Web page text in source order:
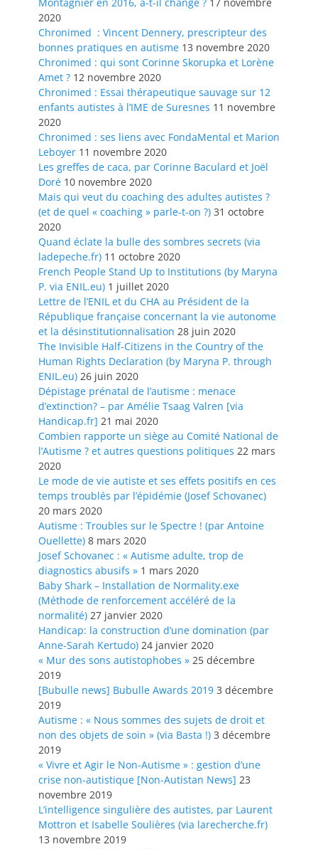
2020
Chronimed : Vincent Dennery, prescripteur des
bonnes pratiques en autisme 13 novembre 2020
Chronimed : qui sont Corinne Skorupka et Lorène
Amet ? 12 novembre 2020
Chronimed : Essai thérapeutique sauvage sur 12
enfants autistes à l’IME de Suresnes 11 novembre
2020
Chronimed : ses liens avec FondaMental et Marion
Leboyer 11 novembre 2020
Les greffes de caca, par Corinne Baculard et Joël
Doré 10 novembre 2020
Mais qui veut du coaching des adultes autistes ?
(et de quel « coaching » parle-t-on ?) 31 octobre
2020
Quand éclate la bulle des sombres secrets (via
ladepeche.fr) 11 octobre 2020
French People Stand Up to Institutions (by Maryna
P. via ENIL.eu) 1 juillet 2020
Lettre de l’ENIL et du CHA au Président de la
République française concernant la vie autonome
et la désinstitutionnalisation 28 juin 2020
The Invisible Half-Citizens in the Country of the
Human Rights Declaration (by Maryna P. through
ENIL.eu) 26 juin 2020
Dépistage prénatal de l’autisme : menace
d’extinction? – par Amélie Tsaag Valren [via
Handicap.fr] 21 mai 2020
Combien rapporte un siège au Comité National de
l’Autisme ? et autres questions politiques 22 mars
2020
Le mode de vie autiste et ses effets positifs en ces
temps troublés par l’épidémie (Josef Schovanec)
20 mars 2020
Autisme : Troubles sur le Spectre ! (par Antoine
Ouellette) 8 mars 2020
Josef Schovanec : « Autisme adulte, trop de
diagnostics abusifs » 1 mars 2020
Baby Shark – Installation de Normality.exe
(Méthode de renforcement accéléré de la
normalité) 27 janvier 2020
Handicap: la construction d’une domination (par
Anne-Sarah Kertudo) 24 janvier 2020
« Mur des sons autistophobes » 25 décembre
2019
[Bubulle news] Bubulle Awards 2019 3 décembre
2019
Autisme : « Nous sommes des sujets de droit et
non des objets de soin » (via Basta !) 3 décembre
2019
« Vivre et Agir le Non-Autisme » : gestion d’une
crise non-autistique [Non-Autistan News] 23
novembre 2019
L’intelligence singulière des autistes, par Laurent
Mottron et Isabelle Soulières (via larecherche.fr)
13 novembre 2019